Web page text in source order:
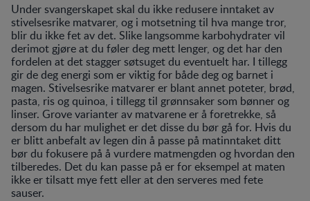
Under svangerskapet skal du ikke redusere inntaket av
stivelsesrike matvarer, og i motsetning til hva mange tror,
blir du ikke fet av det. Slike langsomme karbohydrater vil
derimot gjøre at du føler deg mett lenger, og det har den
fordelen at det stagger søtsuget du eventuelt har. I tillegg
gir de deg energi som er viktig for både deg og barnet i
magen. Stivelsesrike matvarer er blant annet poteter, brød,
pasta, ris og quinoa, i tillegg til grønnsaker som bønner og
linser. Grove varianter av matvarene er å foretrekke, så
dersom du har mulighet er det disse du bør gå for. Hvis du
er blitt anbefalt av legen din å passe på matinntaket ditt
bør du fokusere på å vurdere matmengden og hvordan den
tilberedes. Det du kan passe på er for eksempel at maten
ikke er tilsatt mye fett eller at den serveres med fete
sauser.